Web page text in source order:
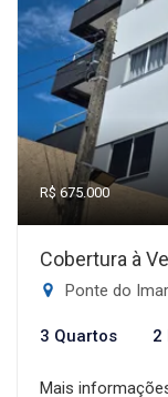
R$ 675.000
Cobertura à
Ponte do
3 Quartos 2
Mais